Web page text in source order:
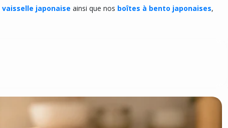
vaisselle japonaise ainsi que nos boîtes à bento japonaises,